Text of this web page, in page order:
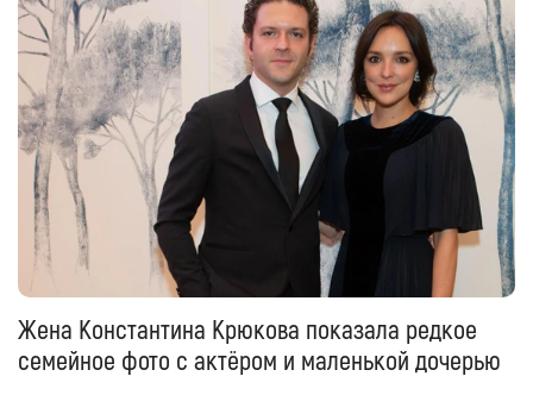
Жена Константина Крюкова показала редкое
семейное фото с актёром и маленькой дочерью